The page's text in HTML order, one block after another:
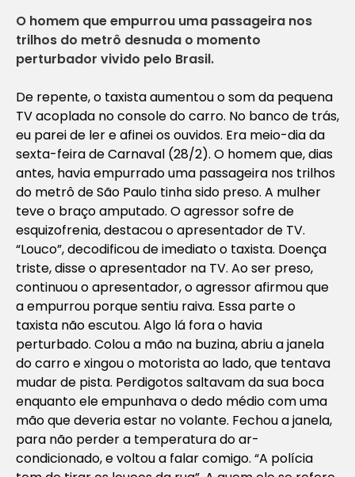
O homem que empurrou uma passageira nos
trilhos do metrô desnuda o momento
perturbador vivido pelo Brasil.
De repente, o taxista aumentou o som da pequena
TV acoplada no console do carro. No banco de trás,
eu parei de ler e afinei os ouvidos. Era meio-dia da
sexta-feira de Carnaval (28/2). O homem que, dias
antes, havia empurrado uma passageira nos trilhos
do metrô de São Paulo tinha sido preso. A mulher
teve o braço amputado. O agressor sofre de
esquizofrenia, destacou o apresentador de TV.
“Louco”, decodificou de imediato o taxista. Doença
triste, disse o apresentador na TV. Ao ser preso,
continuou o apresentador, o agressor afirmou que
a empurrou porque sentiu raiva. Essa parte o
taxista não escutou. Algo lá fora o havia
perturbado. Colou a mão na buzina, abriu a janela
do carro e xingou o motorista ao lado, que tentava
mudar de pista. Perdigotos saltavam da sua boca
enquanto ele empunhava o dedo médio com uma
mão que deveria estar no volante. Fechou a janela,
para não perder a temperatura do ar-
condicionado, e voltou a falar comigo. “A polícia